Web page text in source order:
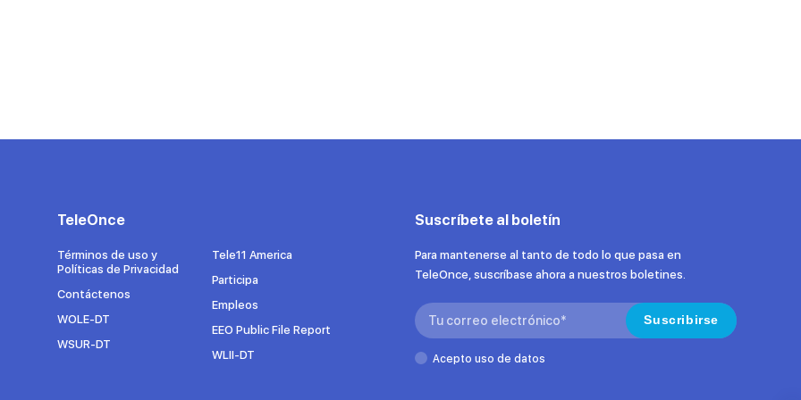
TeleOnce
Términos de uso y
Políticas de Privacidad
Contáctenos
WOLE-DT
WSUR-DT
Tele11 America
Participa
Empleos
EEO Public File Report
WLII-DT
Suscríbete al boletín
Para mantenerse al tanto de todo lo que pasa en
TeleOnce, suscríbase ahora a nuestros boletines.
Search: Suscribirse
Acepto uso de datos